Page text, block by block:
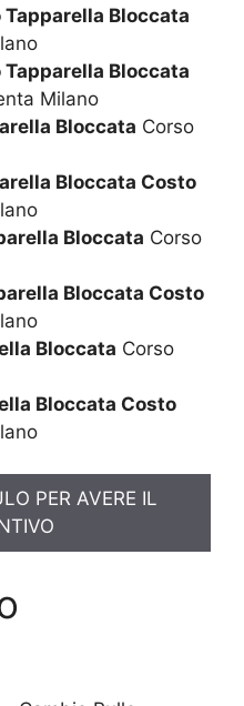
Bloccata
Bloccata
Milano
Bloccata Corso
Bloccata Costo
Bloccata Corso
Bloccata Costo
Bloccata Corso
Bloccata Costo
PER AVERE IL